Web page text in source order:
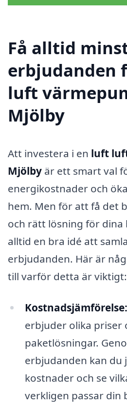
Få alltid
erbjudanden
luft
Mjölby
Att investera i en luft
Mjölby är ett smart val
energikostnader och
hem. Men för att få det
och rätt lösning för dina
alltid en bra idé att
erbjudanden. Här är
till varför detta är viktigt:
Kostnadsjämförelse:
erbjuder olika priser
paketlösningar.
erbjudanden kan du
kostnader och se
verkligen passar din